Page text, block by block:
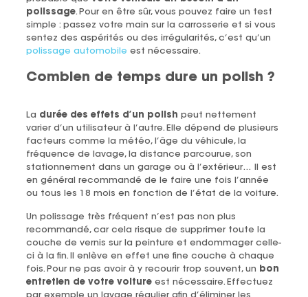
polissage. Pour en être sûr, vous pouvez faire un test
simple : passez votre main sur la carrosserie et si vous
sentez des aspérités ou des irrégularités, c’est qu’un
polissage automobile est nécessaire.
Combien de temps dure un polish ?
La durée des effets d’un polish peut nettement
varier d’un utilisateur à l’autre. Elle dépend de plusieurs
facteurs comme la météo, l’âge du véhicule, la
fréquence de lavage, la distance parcourue, son
stationnement dans un garage ou à l’extérieur… Il est
en général recommandé de le faire une fois l’année
ou tous les 18 mois en fonction de l’état de la voiture.
Un polissage très fréquent n’est pas non plus
recommandé, car cela risque de supprimer toute la
couche de vernis sur la peinture et endommager celle-
ci à la fin. Il enlève en effet une fine couche à chaque
fois. Pour ne pas avoir à y recourir trop souvent, un
bon
entretien de votre voitureest nécessaire. Effectuez